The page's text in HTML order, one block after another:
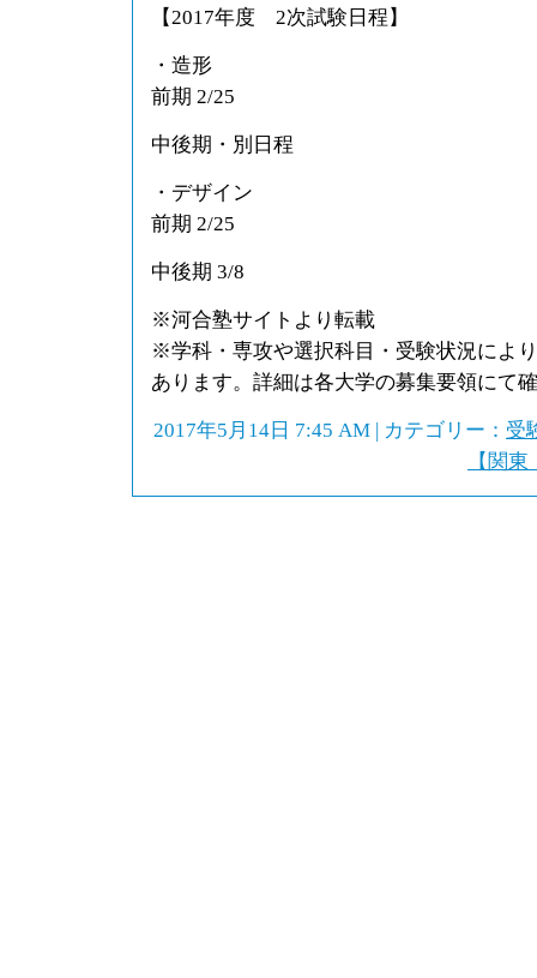
【2017年度 2次試験日程】
・造形
前期 2/25
中後期・別日程
・デザイン
前期 2/25
中後期 3/8
※河合塾サイトより転載
※学科・専攻や選択科目・受験状況によ
あります。詳細は各大学の募集要領にて
2017年5月14日 7:45 AM | カテゴリー： 受
【関